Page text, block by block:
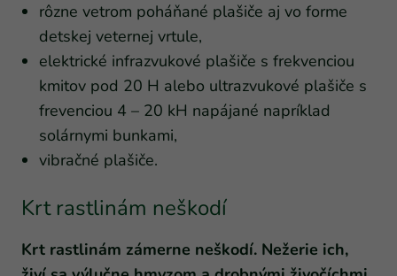
rôzne vetrom poháňané plašiče aj vo forme
detskej veternej vrtule,
elektrické infrazvukové plašiče s frekvenciou
kmitov pod 20 H alebo ultrazvukové plašiče s
frevenciou 4 – 20 kH napájané napríklad
solárnymi bunkami,
vibračné plašiče.
Krt rastlinám neškodí
Krt rastlinám zámerne neškodí. Nežerie ich,